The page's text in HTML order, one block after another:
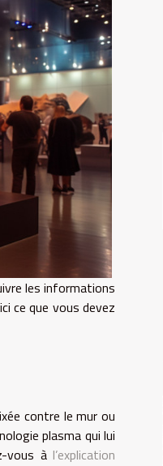
les informations
ce que vous devez
contre le mur ou
plasma qui lui
vous à l’explication